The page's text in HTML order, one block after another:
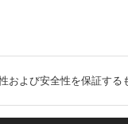
および安全性を保証す